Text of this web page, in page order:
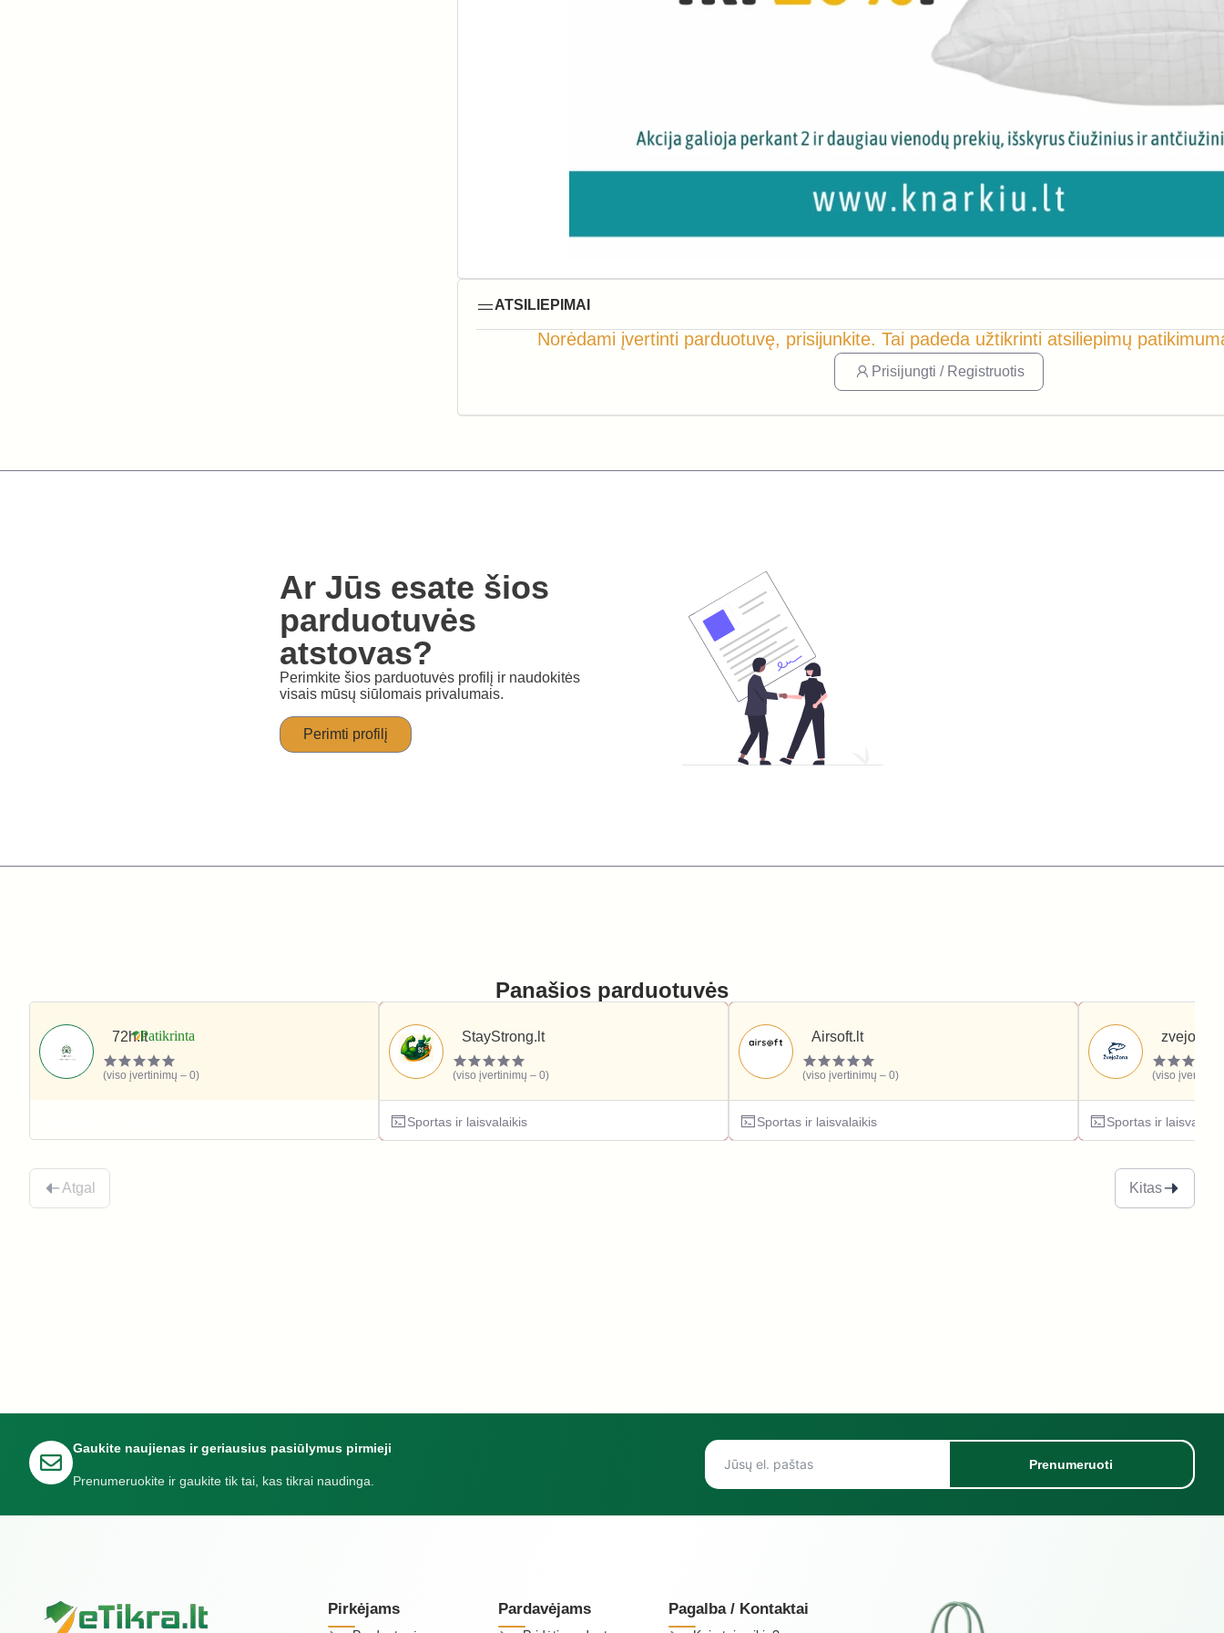
ATSILIEPIMAI
Norėdami įvertinti parduotuvę, prisijunkite. Tai padeda užtikrinti atsiliepimų
Prisijungti / Registruotis
Ar Jūs esate šios
parduotuvės
atstovas?
Perimkite šios parduotuvės profilį ir naudokitės
visais mūsų siūlomais privalumais.
Perimti profilį
Panašios parduotuvės
72h.lt
(viso įvertinimų – 0)
StayStrong.lt
(viso įvertinimų – 0)
Sportas ir laisvalaikis
Airsoft.lt
(viso įvertinimų – 0)
Sportas ir laisvalaikis
(viso
Sportas ir
Atgal Kitas
Gaukite naujienas ir geriausius pasiūlymus pirmieji
Prenumeruokite ir gaukite tik tai, kas tikrai naudinga.
Prenumeruoti
Pirkėjams Pardavėjams Pagalba / Kontaktai